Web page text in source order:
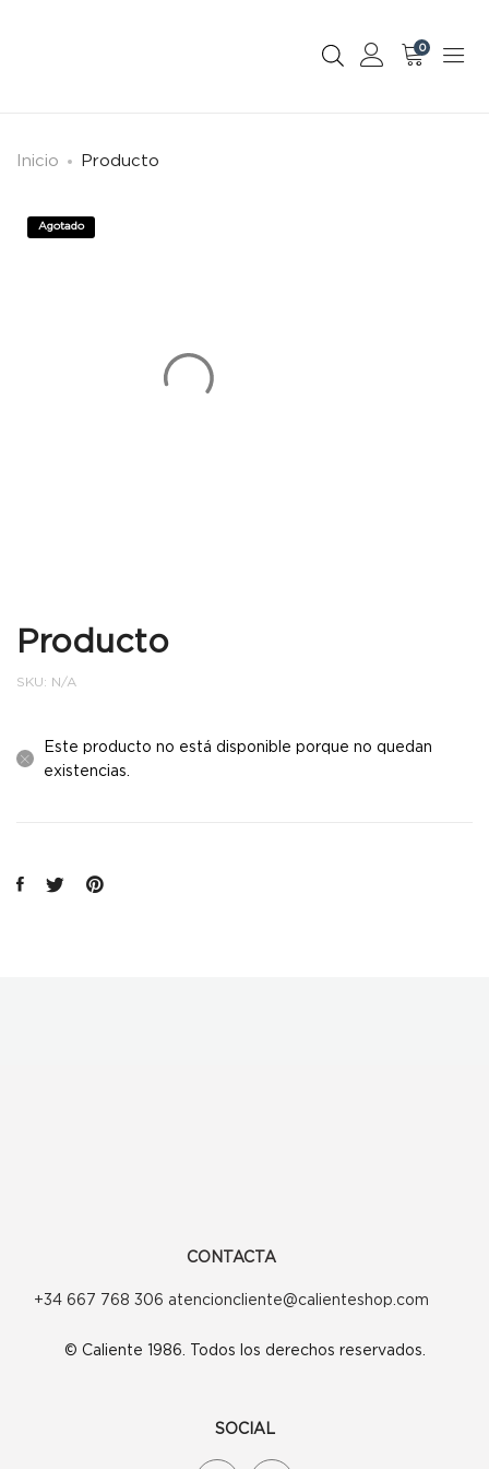
0
Inicio Producto
Agotado
Producto
SKU: N/A
Este producto no está disponible porque no quedan
existencias.
CONTACTA
+34 667 768 306 atencioncliente@calienteshop.com
© Caliente 1986. Todos los derechos reservados.
SOCIAL